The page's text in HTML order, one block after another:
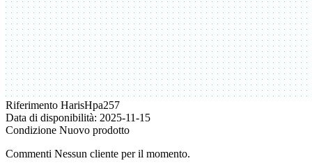
Riferimento HarisHpa257
Data di disponibilità: 2025-11-15
Condizione Nuovo prodotto
Commenti Nessun cliente per il momento.